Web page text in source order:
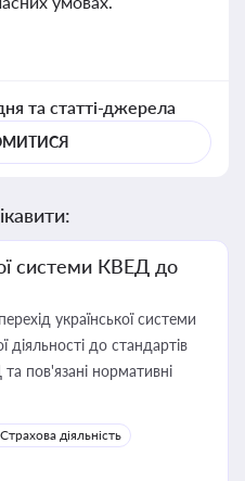
та статті-джерела
системи КВЕД до
української системи
діяльності до стандартів
пов'язані нормативні
Страхова діяльність